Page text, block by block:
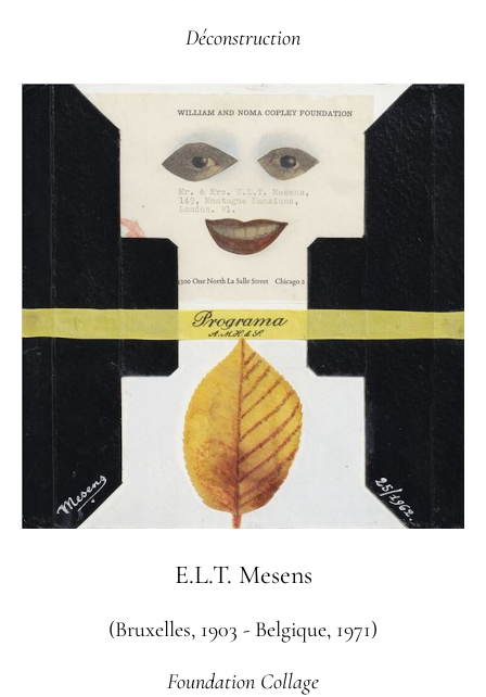
Déconstruction
E.L.T. Mesens
(Bruxelles, 1903 - Belgique, 1971)
Foundation Collage